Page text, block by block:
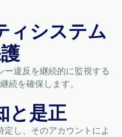
ィシステム
ー違反を継続的に監視する
続を確保します。
と是正
し、そのアカウントによ